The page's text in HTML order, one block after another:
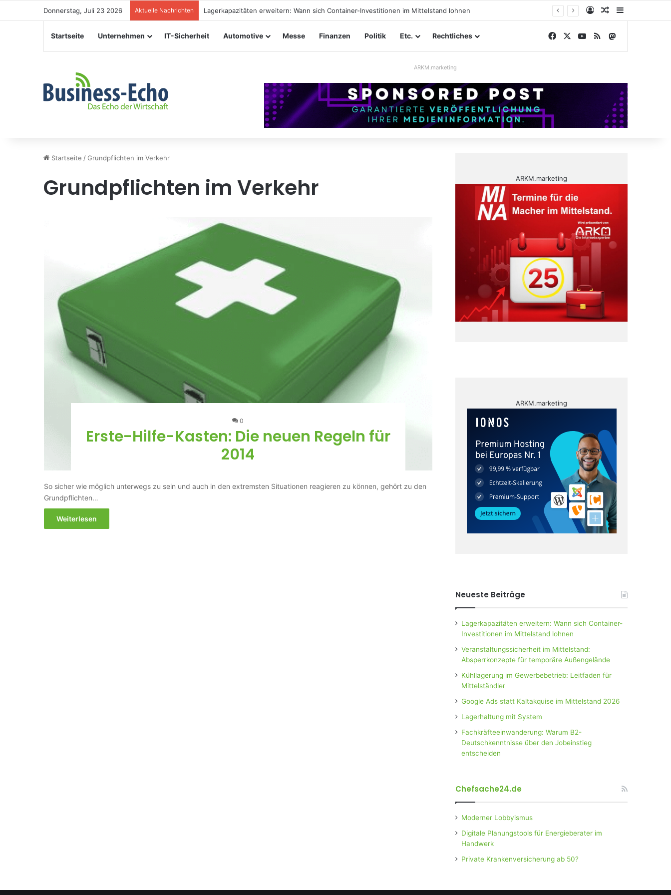
Donnerstag, Juli 23 2026 Aktuelle Nachrichten Veranstaltungssicherheit im Mittelstand: Absperrkonzepte für temporäre Außengelände AnmeldenZufälliger
Startseite Unternehmen IT-Sicherheit Automotive Messe Finanzen Politik Etc. Rechtliches Facebook YouTube
RSS
ARKM.marketing
Startseite /Grundpflichten im Verkehr
Grundpflichten im Verkehr
0
Erste-Hilfe-Kasten: Die neuen Regeln für
2014
So sicher wie möglich unterwegs zu sein und auch in den extremsten Situationen reagieren zu können, gehört zu den
Grundpflichten…
Weiterlesen
ARKM.marketing
ARKM.marketing
Neueste Beiträge
Lagerkapazitäten erweitern: Wann sich Container-
Investitionen im Mittelstand lohnen
Veranstaltungssicherheit im Mittelstand:
Absperrkonzepte für temporäre Außengelände
Kühllagerung im Gewerbebetrieb: Leitfaden für
Mittelständler
Google Ads statt Kaltakquise im Mittelstand 2026
Lagerhaltung mit System
Fachkräfteeinwanderung: Warum B2-
Deutschkenntnisse über den Jobeinstieg
entscheiden
Chefsache24.de
Moderner Lobbyismus
Digitale Planungstools für Energieberater im
Handwerk
Private Krankenversicherung ab 50?